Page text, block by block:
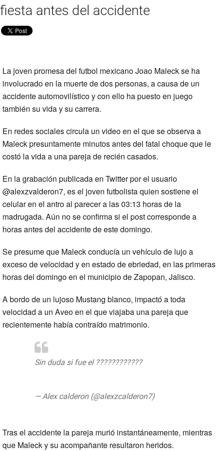
fiesta antes del accidente
La joven promesa del futbol mexicano Joao Maleck se ha
involucrado en la muerte de dos personas, a causa de un
accidente automovilístico y con ello ha puesto en juego
también su vida y su carrera.
En redes sociales circula un video en el que se observa a
Maleck presuntamente minutos antes del fatal choque que le
costó la vida a una pareja de recién casados.
En la grabación publicada en Twitter por el usuario
@alexzvalderon7, es el joven futbolista quien sostiene el
celular en el antro al parecer a las 03:13 horas de la
madrugada. Aún no se confirma si el post corresponde a
horas antes del accidente de este domingo.
Se presume que Maleck conducía un vehículo de lujo a
exceso de velocidad y en estado de ebriedad, en las primeras
horas del domingo en el municipio de Zapopan, Jalisco.
A bordo de un lujoso Mustang blanco, impactó a toda
velocidad a un Aveo en el que viajaba una pareja que
recientemente había contraído matrimonio.
Sin duda si fue el ????????????
— Alex calderon (@alexzcalderon7)
Tras el accidente la pareja murió instantáneamente, mientras
que Maleck y su acompañante resultaron heridos.